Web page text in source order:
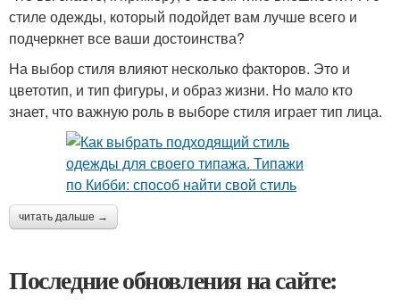
стиле одежды, который подойдет вам лучше всего и
подчеркнет все ваши достоинства?
На выбор стиля влияют несколько факторов. Это и
цветотип, и тип фигуры, и образ жизни. Но мало кто
знает, что важную роль в выборе стиля играет тип лица.
читать дальше →
Последние обновления на сайте: